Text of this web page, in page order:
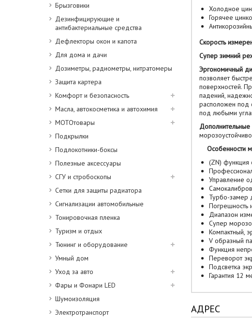
Брызговики
Дезинфицирующие и
антибактериальные средства
Дефлекторы окон и капота
Для дома и дачи
Дозиметры, радиометры, нитратомеры
Защита картера
Комфорт и безопасность
Масла, автокосметика и автохимия
МОТОтовары
Подкрылки
Подлокотники-боксы
Полезные аксессуары
СГУ и стробоскопы
Сетки для защиты радиатора
Сигнализации автомобильные
Тонировочная пленка
Туризм и отдых
Тюнинг и оборудование
Умный дом
Уход за авто
Фары и Фонари LED
Шумоизоляция
Электротранспорт
Холодное
Горячее
Скорость
Супер зимний
Эргономичный
позволяет
поверхностей.
падений,
расположен под
под любыми
Особенности
(ZN) функция
Управление
Турбо-замер
Погрешность
Диапазон
Супер
Компактный,
V образный
Функция
Переворот
Подсветка
Гарантия 12
АДРЕС